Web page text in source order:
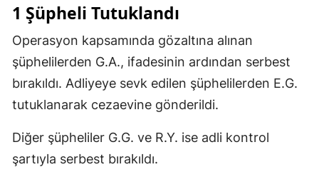
1 Şüpheli Tutuklandı
Operasyon kapsamında gözaltına alınan
şüphelilerden G.A., ifadesinin ardından serbest
bırakıldı. Adliyeye sevk edilen şüphelilerden E.G.
tutuklanarak cezaevine gönderildi.
Diğer şüpheliler G.G. ve R.Y. ise adli kontrol
şartıyla serbest bırakıldı.